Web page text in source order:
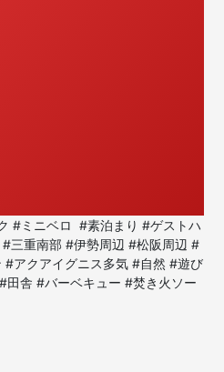
#ミニベロ #素泊まり #ゲストハ
三重南部 #伊勢周辺 #松阪周辺 #
アクアイグニス多気 #自然 #遊び
舎 #バーベキュー #焚き火ソー